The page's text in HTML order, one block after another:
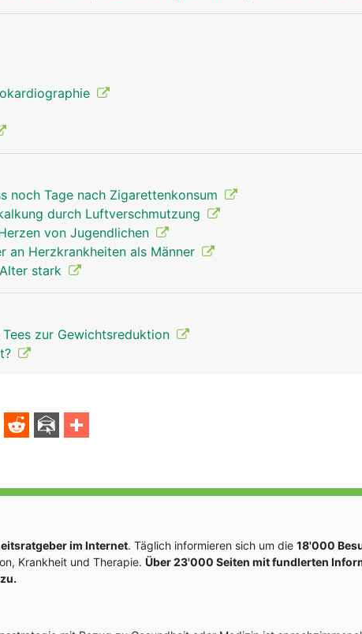
noch Tage nach Zigarettenkonsum
durch Luftverschmutzung
von Jugendlichen
an Herzkrankheiten als Männer
stark
zur Gewichtsreduktion
im Internet. Täglich informieren sich um die 18'000
Krankheit und Therapie. Über 23'000 Seiten mit fundlerten